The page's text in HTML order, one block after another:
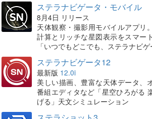
ステラナビゲータ・モバイル
8月4日 リリース
天体観察・撮影用モバイルアプリ
計算とリッチな星図表示をスマー
「いつでもどこでも、ステラナビゲ
ステラナビゲータ12
最新版 12.0i
美しい描画、豊富な天体データ、
番組エディタなど「星空ひろがる
げる」天文シミュレーション